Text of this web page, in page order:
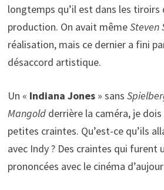
longtemps qu’il est dans les tiroirs
production. On avait mêmeSteven
réalisation, mais ce dernier a fini
désaccord artistique.
Un « Indiana Jones» sans
Mangoldderrière la caméra, je dois
petites craintes. Qu’est-ce qu’ils
avec Indy ? Des craintes qui furent
prononcées avec le cinéma